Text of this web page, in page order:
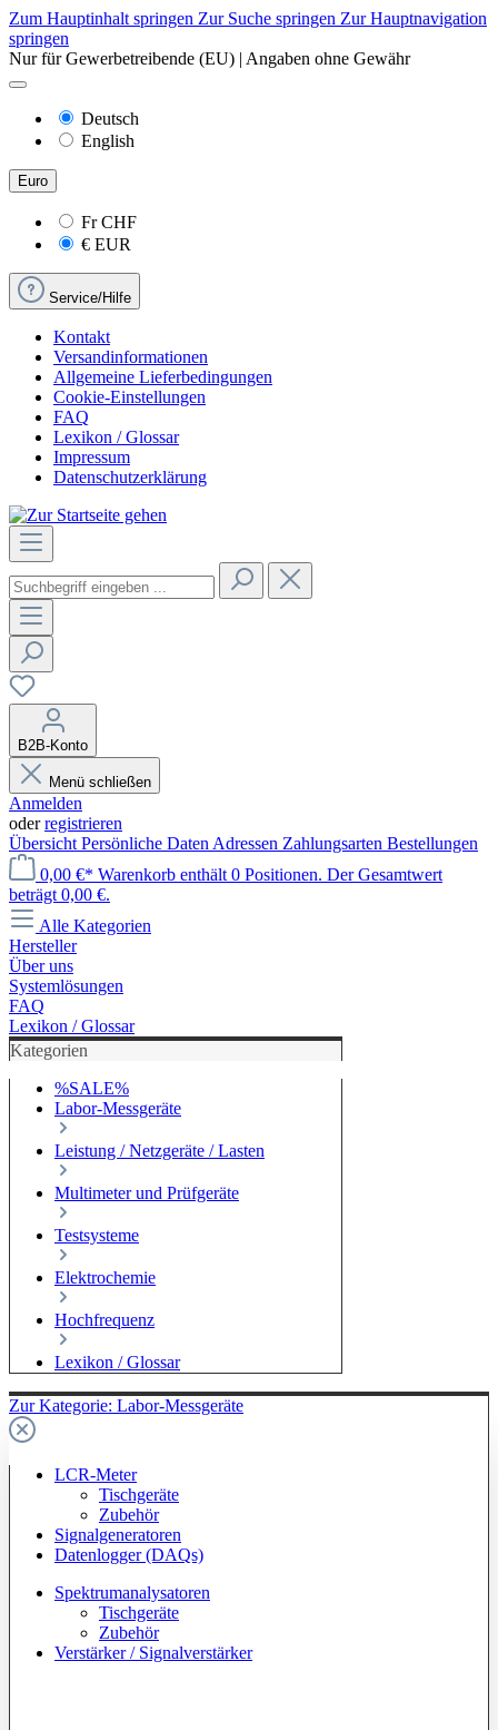
Zum Hauptinhalt springen Zur Suche springen Zur Hauptnavigation
springen
Nur für Gewerbetreibende (EU) | Angaben ohne Gewähr
Deutsch
English
Euro
FrCHF
€ EUR
Service/Hilfe
Kontakt
Versandinformationen
Allgemeine Lieferbedingungen
Cookie-Einstellungen
FAQ
Lexikon / Glossar
Impressum
Datenschutzerklärung
B2B-Konto
Menü schließen
Anmelden
oderregistrieren
Übersicht Persönliche Daten Adressen Zahlungsarten Bestellungen
0,00 €* Warenkorb enthält 0 Positionen. Der Gesamtwert
beträgt 0,00 €.
Alle Kategorien
Hersteller
Über uns
Systemlösungen
FAQ
Lexikon / Glossar
Kategorien
%SALE%
Labor-Messgeräte
Leistung / Netzgeräte / Lasten
Multimeter und Prüfgeräte
Testsysteme
Elektrochemie
Hochfrequenz
Lexikon / Glossar
Zur Kategorie: Labor-Messgeräte
LCR-Meter
Tischgeräte
Zubehör
Signalgeneratoren
Datenlogger (DAQs)
Spektrumanalysatoren
Tischgeräte
Zubehör
Verstärker / Signalverstärker